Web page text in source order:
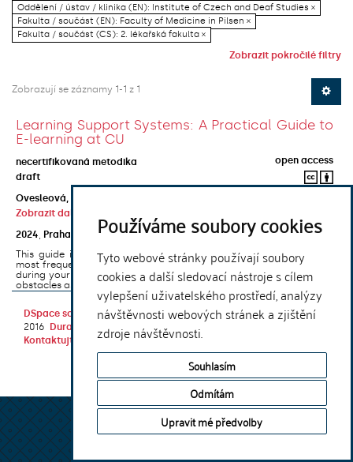
Používáme soubory cookies
Tyto webové stránky používají soubory
cookies a další sledovací nástroje s cílem
vylepšení uživatelského prostředí, analýzy
návštěvnosti webových stránek a zjištění
zdroje návštěvnosti.
Souhlasím
Odmítám
Upravit mé předvolby
Oddělení / ústav / klinika (EN): Institute of Czech and Deaf Studies ×
Fakulta / součást (EN): Faculty of Medicine in Pilsen ×
Fakulta / součást (CS): 2. lékařská fakulta ×
Zobrazit pokročilé filtry
Zobrazují se záznamy 1-1 z 1
Learning Support Systems: A Practical Guide to
E-learning at CU
necertifikovaná metodika
open access
draft
Ovesleová, Hana
Zobrazit další autory
2024
Praha
Univerzita Karlova, Nakladatelství Karolinum
This guide introduces the e-learning support tools that are used
most frequently at Charles University and that you may encounter
during your studies. It will also help you to avoid the most common
obstacles associated ...
DSpace softwarecopyright © 2002-
2016
DuraSpace
Kontaktujte nás|Vyjádření názoru
Theme by